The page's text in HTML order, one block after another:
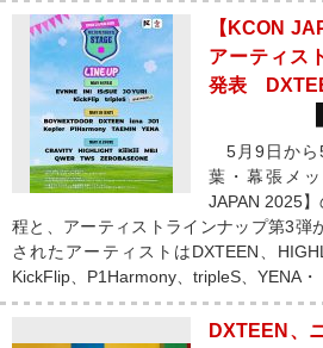
【KCON
アーティス
発表
5月9日から
葉・幕張メ
JAPAN 2025
程と、アーティストラインナップ第3
されたアーティストはDXTEEN、
KickFlip、P1Harmony、tripleS、YENA・
DXTEEN、